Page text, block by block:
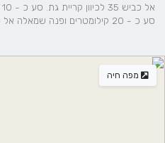
סע כ - 20 קילומטרים ופנה שמאלה אל כביש 3835 לצרעה.
מפה חיה